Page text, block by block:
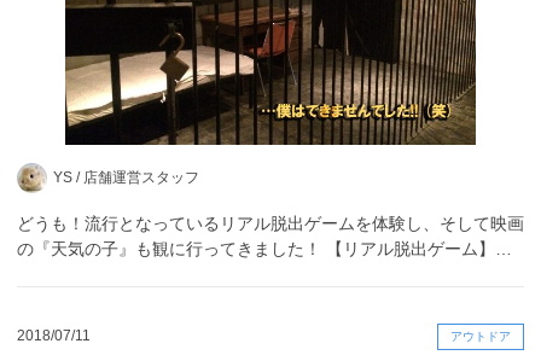
YS / 店舗運営スタッフ
どうも！流行となっているリアル脱出ゲームを体験し、そして映画
の『天気の子』も観に行ってきました！ 【リアル脱出ゲーム】…
2018/07/11 アウトドア